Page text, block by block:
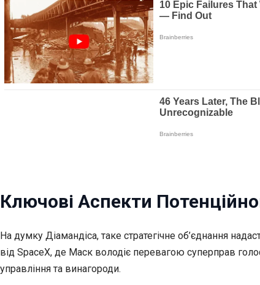
Ключові Аспекти
На думку Діамандіса, таке стратегічне об’єднання
від SpaceX, де Маск володіє перевагою суперправ
управління та винагороди.